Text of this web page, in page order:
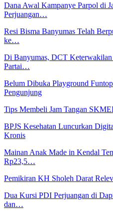
Dana Awal Kampanye Parpol di
Perjuangan…
Resi Bisma Banyumas Telah
ke…
Di Banyumas, DCT Keterwakilan
Partai…
Belum Dibuka Playground
Pengunjung
Tips Membeli Jam Tangan
BPJS Kesehatan Luncurkan
Kronis
Mainan Anak Made in Kendal
Rp23,5…
Pemikiran KH Sholeh Darat
Dua Kursi PDI Perjuangan di
dan…